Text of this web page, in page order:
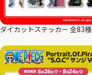
ダイカットステッカー 全83種